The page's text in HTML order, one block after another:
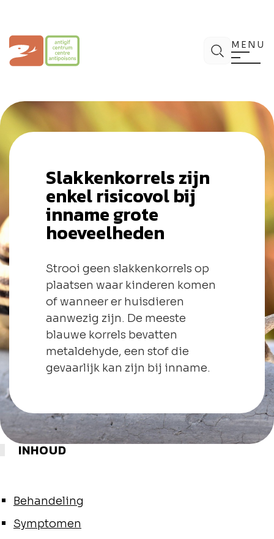
inhoud
Antigifcentrum ZoekMENU
Slakkenkorrels zijn
enkel risicovol bij
inname grote
hoeveelheden
Strooi geen slakkenkorrels op
plaatsen waar kinderen komen
of wanneer er huisdieren
aanwezig zijn. De meeste
blauwe korrels bevatten
metaldehyde, een stof die
gevaarlijk kan zijn bij inname.
INHOUD
Behandeling
Symptomen